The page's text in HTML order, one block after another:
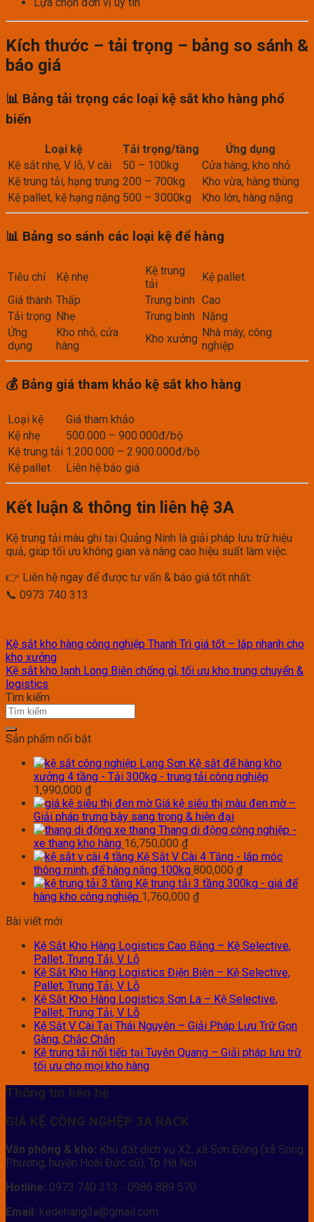
Lựa chọn đơn vị uy tín
Kích thước – tải trọng – bảng so sánh &
báo giá
📊 Bảng tải trọng các loại kệ sắt kho hàng phổ
biến
Loại kệ Tải trọng/tầng
Ứng dụng
Kệ sắt nhẹ, V lỗ, V cài
50 – 100kg
Cửa hàng, kho nhỏ
Kệ trung tải, hạng trung 200 – 700kg
Kho vừa, hàng thùng
Kệ pallet, kệ hạng nặng 500 – 3000kg Kho lớn, hàng nặng
📊 Bảng so sánh các loại kệ để hàng
Tiêu chí Kệ nhẹ
Kệ trung
tải
Kệ pallet
Giá thành Thấp Trung bình Cao
Tải trọng Nhẹ Trung bình
Nặng
Ứng
dụng
Kho nhỏ, cửa
hàng
Kho xưởng Nhà máy, công
nghiệp
💰 Bảng giá tham khảo kệ sắt kho hàng
Loại kệ
Giá tham khảo
Kệ nhẹ
500.000 – 900.000đ/bộ
Kệ trung tải 1.200.000 – 2.900.000đ/bộ
Kệ pallet
Liên hệ báo giá
Kết luận & thông tin liên hệ 3A
Kệ trung tải màu ghi tại Quảng Ninh là giải pháp lưu trữ hiệu
quả, giúp tối ưu không gian và nâng cao hiệu suất làm việc.
👉 Liên hệ ngay để được tư vấn & báo giá tốt nhất:
📞 0973 740 313
Kệ sắt kho hàng công nghiệp Thanh Trì giá tốt – lắp nhanh cho
kho xưởng
Kệ sắt kho lạnh Long Biên chống gỉ, tối ưu kho trung chuyển &
logistics
Tìm kiếm
Sản phẩm nổi bật
Kệ sắt để hàng kho
xưởng 4 tầng - Tải 300kg - trung tải công nghiệp
1,990,000 ₫
Giá kệ siêu thị màu đen mờ –
Giải pháp trưng bày sang trọng & hiện đại
Thang di động công nghiệp -
xe thang kho hàng 16,750,000 ₫
Kệ Sắt V Cài 4 Tầng - lắp móc
thông minh, để hàng nặng 100kg 800,000 ₫
Kệ trung tải 3 tầng 300kg - giá để
hàng kho công nghiệp 1,760,000 ₫
Bài viết mới
Kệ Sắt Kho Hàng Logistics Cao Bằng – Kệ Selective,
Pallet, Trung Tải, V Lỗ
Kệ Sắt Kho Hàng Logistics Điện Biên – Kệ Selective,
Pallet, Trung Tải, V Lỗ
Kệ Sắt Kho Hàng Logistics Sơn La – Kệ Selective,
Pallet, Trung Tải, V Lỗ
Kệ Sắt V Cài Tại Thái Nguyên – Giải Pháp Lưu Trữ Gọn
Gàng, Chắc Chắn
Kệ trung tải nối tiếp tại Tuyên Quang – Giải pháp lưu trữ
tối ưu cho mọi kho hàng
Thông tin liên hệ
GIÁ KỆ CÔNG NGHỆP 3A RACK
Văn phòng & kho: Khu đất dịch vụ X2, xã Sơn Đồng (xã Song
Phương, huyện Hoài Đức cũ), Tp Hà Nội
Hotline: 0973 740 313 - 0986 889 570
Email: kedehang3a@gmail.com